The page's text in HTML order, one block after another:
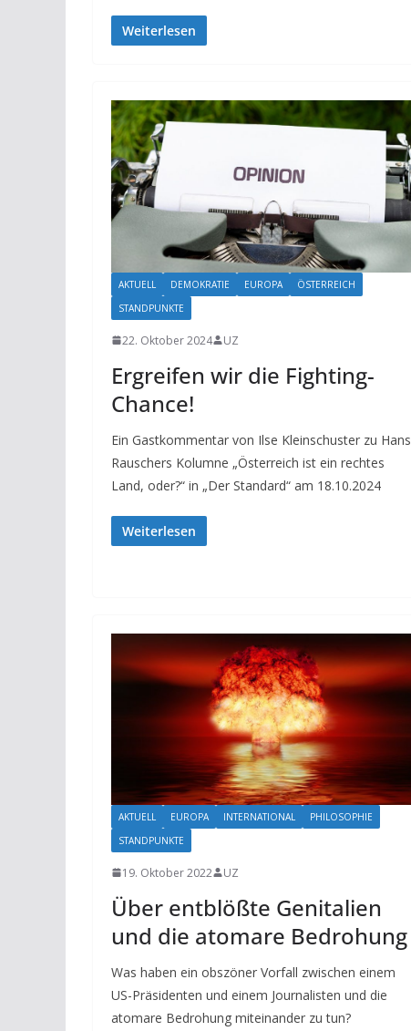
Weiterlesen
AKTUELL DEMOKRATIE EUROPA
ÖSTERREICH
STANDPUNKTE
22. Oktober 2024 UZ
Ergreifen wir die Fighting-
Chance!
Ein Gastkommentar von Ilse Kleinschuster zu Hans
Rauschers Kolumne „Österreich ist ein rechtes
Land, oder?“ in „Der Standard“ am 18.10.2024
Weiterlesen
AKTUELL EUROPA INTERNATIONAL
PHILOSOPHIE
STANDPUNKTE
19. Oktober 2022 UZ
Über entblößte Genitalien
und die atomare Bedrohung
Was haben ein obszöner Vorfall zwischen einem
US-Präsidenten und einem Journalisten und die
atomare Bedrohung miteinander zu tun?